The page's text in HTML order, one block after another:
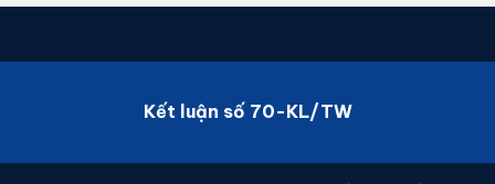
Kết luận số 70-KL/TW